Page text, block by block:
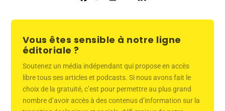
Vous êtes sensible à notre ligne
éditoriale ?
Soutenez un média indépendant qui propose en accès
libre tous ses articles et podcasts. Si nous avons fait le
choix de la gratuité, c’est pour permettre au plus grand
nombre d’avoir accès à des contenus d’information sur la